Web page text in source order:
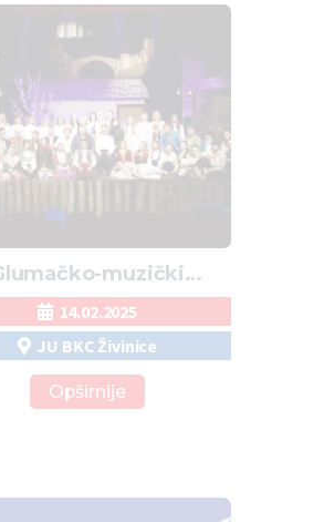
muzički
“EMINA” ponovo u
Živinicama
14.02.2025
JU BKC Živinice
Opširnije